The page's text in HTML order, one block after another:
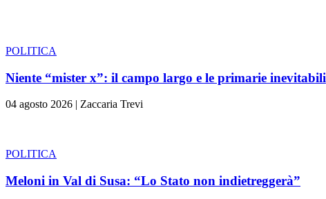
POLITICA
Niente “mister x”: il campo largo e le primarie inevitabili
04 agosto 2026 | Zaccaria Trevi
POLITICA
Meloni in Val di Susa: “Lo Stato non indietreggerà”